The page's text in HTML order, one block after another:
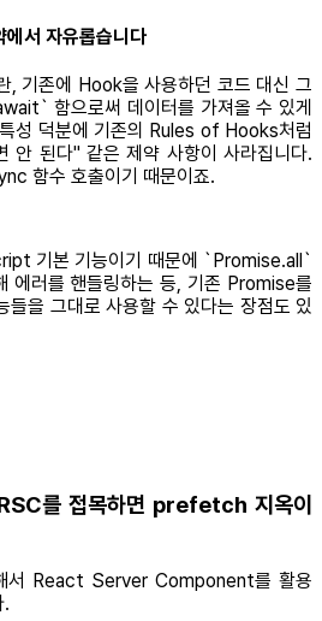
서 자유롭습니다
, 기존에 Hook을 사용하던 코드 대신 그
함으로써 데이터를 가져올 수 있게
성 덕분에 기존의 Rules of Hooks처럼
안 된다" 같은 제약 사항이 사라집니다.
함수 호출이기 때문이죠.
기본 기능이기 때문에 `Promise.all`
러를 핸들링하는 등, 기존 Promise를
들을 그대로 사용할 수 있다는 장점도 있
를 접목하면 prefetch 지옥이
서 React Server Component를 활용
.